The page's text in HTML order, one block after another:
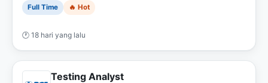
Full Time 🔥 Hot
🕐 18 hari yang lalu
Testing Analyst